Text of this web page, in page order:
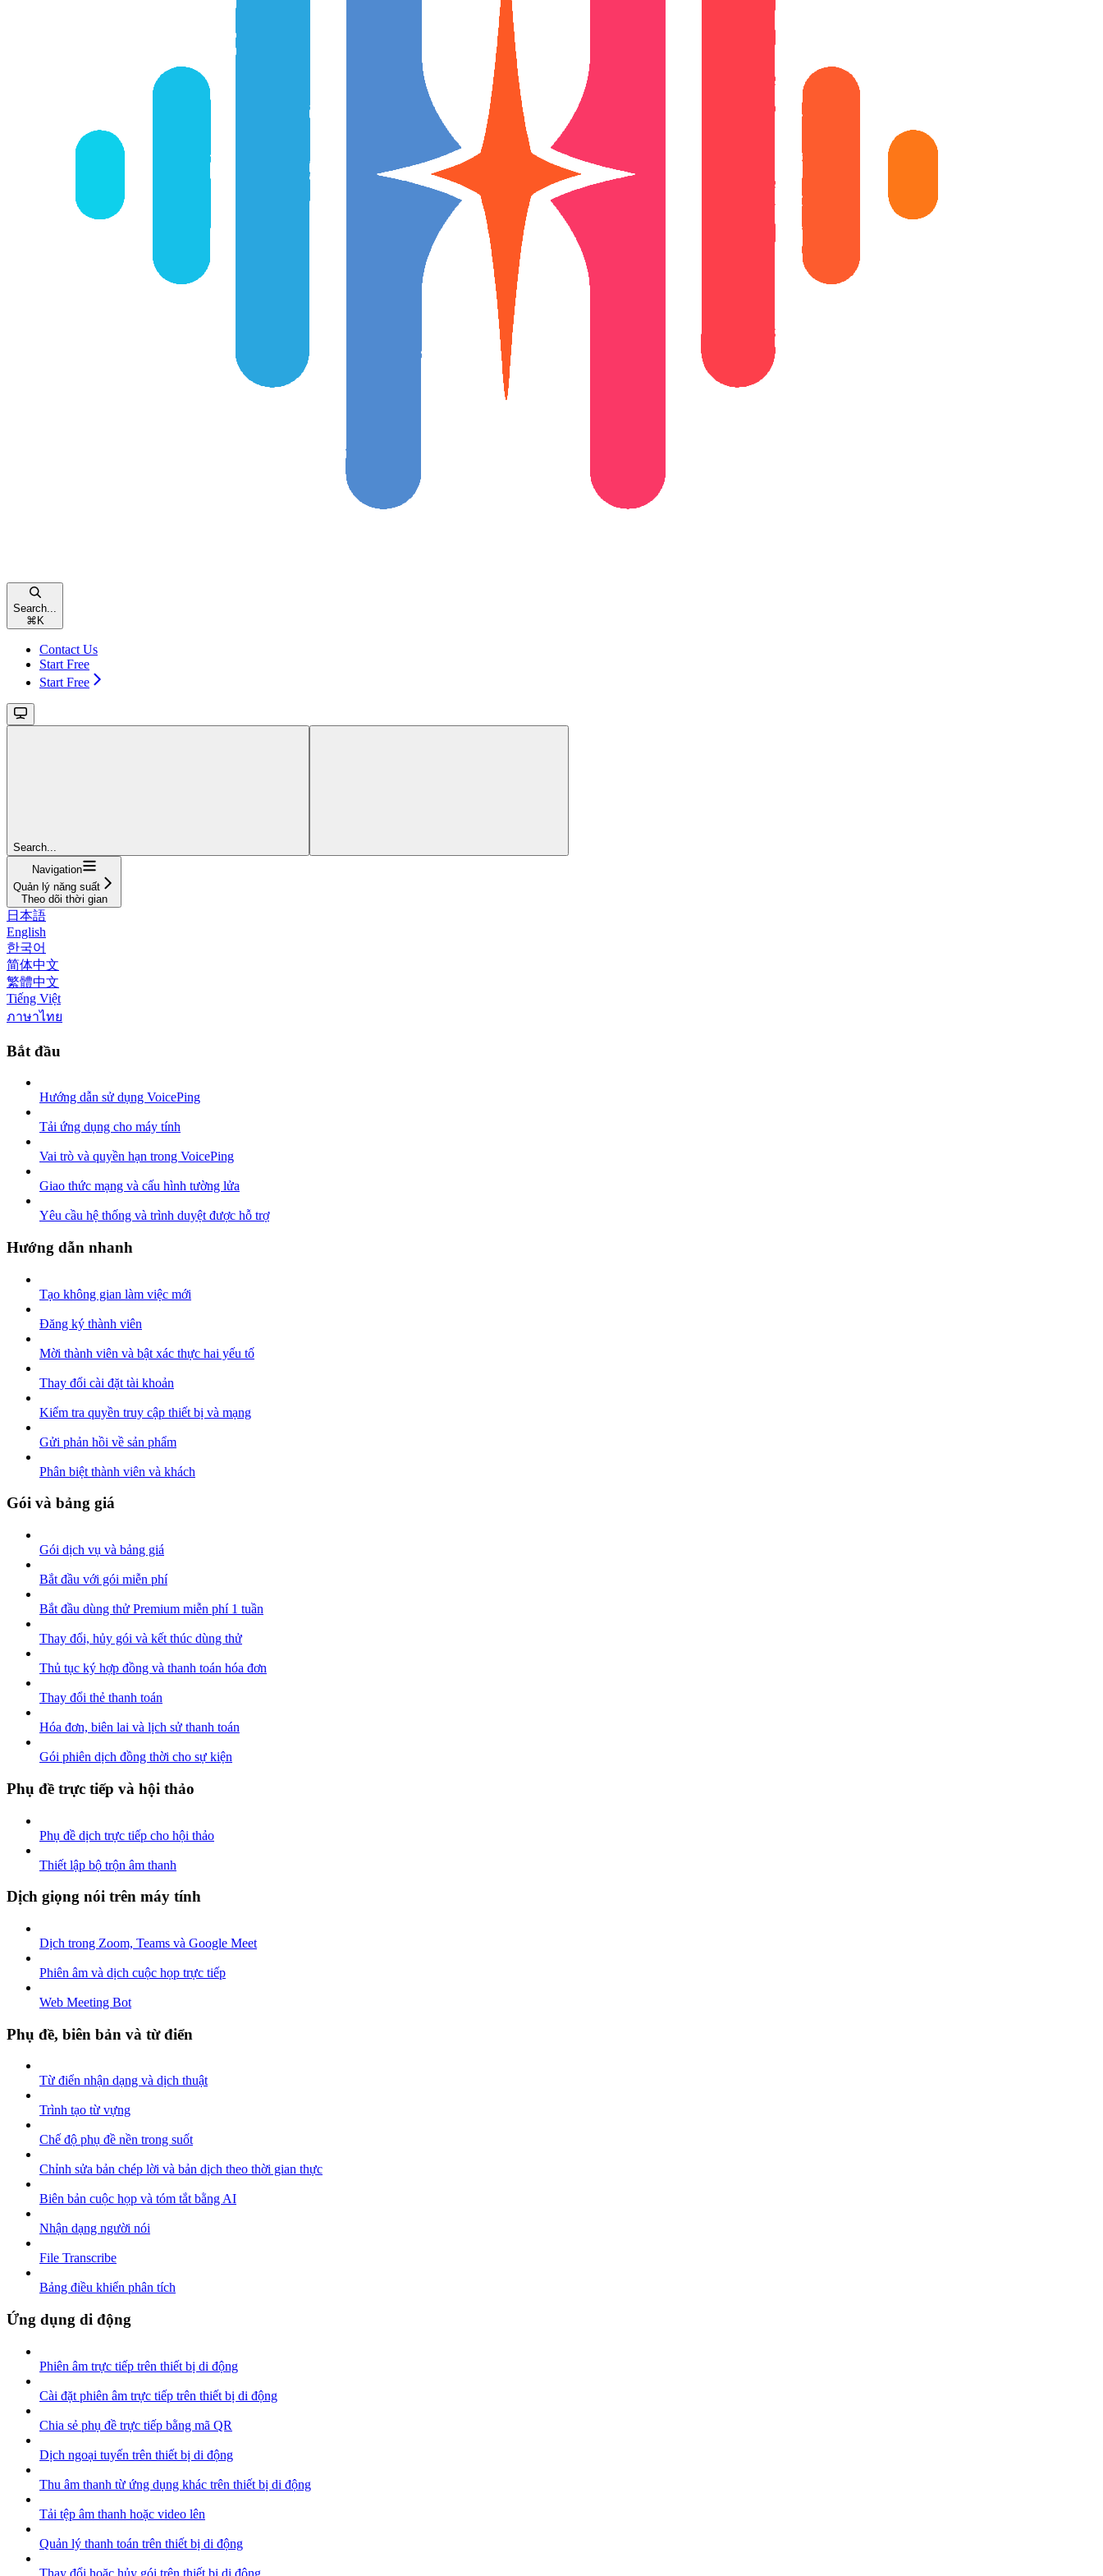
Search...
⌘ K
Contact Us
Start Free
Start Free
Search...
Navigation
Quản lý năng suất
Theo dõi thời gian
日本語
English
한국어
简体中文
繁體中文
Tiếng Việt
ภาษาไทย
Bắt đầu
Hướng dẫn sử dụng VoicePing
Tải ứng dụng cho máy tính
Vai trò và quyền hạn trong VoicePing
Giao thức mạng và cấu hình tường lửa
Yêu cầu hệ thống và trình duyệt được hỗ trợ
Hướng dẫn nhanh
Tạo không gian làm việc mới
Đăng ký thành viên
Mời thành viên và bật xác thực hai yếu tố
Thay đổi cài đặt tài khoản
Kiểm tra quyền truy cập thiết bị và mạng
Gửi phản hồi về sản phẩm
Phân biệt thành viên và khách
Gói và bảng giá
Gói dịch vụ và bảng giá
Bắt đầu với gói miễn phí
Bắt đầu dùng thử Premium miễn phí 1 tuần
Thay đổi, hủy gói và kết thúc dùng thử
Thủ tục ký hợp đồng và thanh toán hóa đơn
Thay đổi thẻ thanh toán
Hóa đơn, biên lai và lịch sử thanh toán
Gói phiên dịch đồng thời cho sự kiện
Phụ đề trực tiếp và hội thảo
Phụ đề dịch trực tiếp cho hội thảo
Thiết lập bộ trộn âm thanh
Dịch giọng nói trên máy tính
Dịch trong Zoom, Teams và Google Meet
Phiên âm và dịch cuộc họp trực tiếp
Web Meeting Bot
Phụ đề, biên bản và từ điển
Từ điển nhận dạng và dịch thuật
Trình tạo từ vựng
Chế độ phụ đề nền trong suốt
Chỉnh sửa bản chép lời và bản dịch theo thời gian thực
Biên bản cuộc họp và tóm tắt bằng AI
Nhận dạng người nói
File Transcribe
Bảng điều khiển phân tích
Ứng dụng di động
Phiên âm trực tiếp trên thiết bị di động
Cài đặt phiên âm trực tiếp trên thiết bị di động
Chia sẻ phụ đề trực tiếp bằng mã QR
Dịch ngoại tuyến trên thiết bị di động
Thu âm thanh từ ứng dụng khác trên thiết bị di động
Tải tệp âm thanh hoặc video lên
Quản lý thanh toán trên thiết bị di động
Thay đổi hoặc hủy gói trên thiết bị di động